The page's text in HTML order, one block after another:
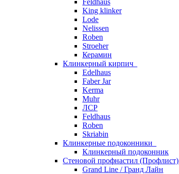
Feldhaus
King klinker
Lode
Nelissen
Roben
Stroeher
Керамин
Клинкерный кирпич
Edelhaus
Faber Jar
Kerma
Muhr
ЛСР
Feldhaus
Roben
Skriabin
Клинкерные подоконники
Клинкерный подоконник
Стеновой профнастил (Профлист)
Grand Line / Гранд Лайн